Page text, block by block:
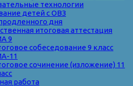
технологии
детей с ОВЗ
дня
итоговая аттестация
9
собеседование 9 класс
11
сочинение (изложение) 11
работа